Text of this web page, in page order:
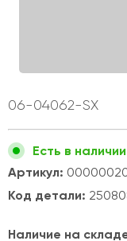
06-04062-SX
Есть в наличии
Артикул:
Код детали:
Наличие на